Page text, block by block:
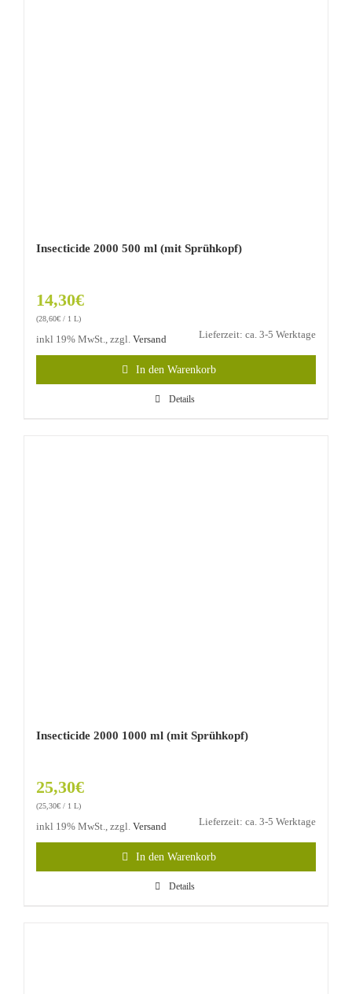
Insecticide 2000 500 ml (mit Sprühkopf)
14,30€
(28,60€ / 1 L)
inkl 19% MwSt., zzgl. Versand Lieferzeit: ca. 3-5 Werktage
In den Warenkorb
Details
Insecticide 2000 1000 ml (mit Sprühkopf)
25,30€
(25,30€ / 1 L)
inkl 19% MwSt., zzgl. Versand Lieferzeit: ca. 3-5 Werktage
In den Warenkorb
Details